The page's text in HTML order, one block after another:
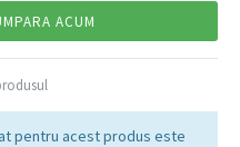
ACUM
pentru acest produs este